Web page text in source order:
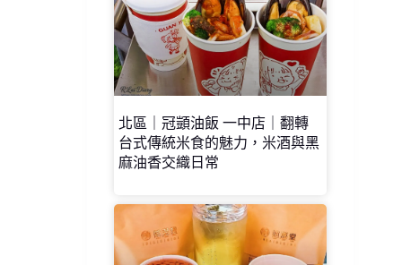
北區｜冠顗油飯 一中店｜翻轉
台式傳統米食的魅力，米酒與黑
麻油香交織日常